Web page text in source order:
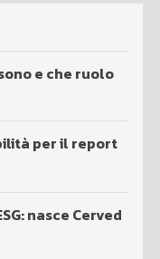
e che ruolo
per il report
nasce Cerved